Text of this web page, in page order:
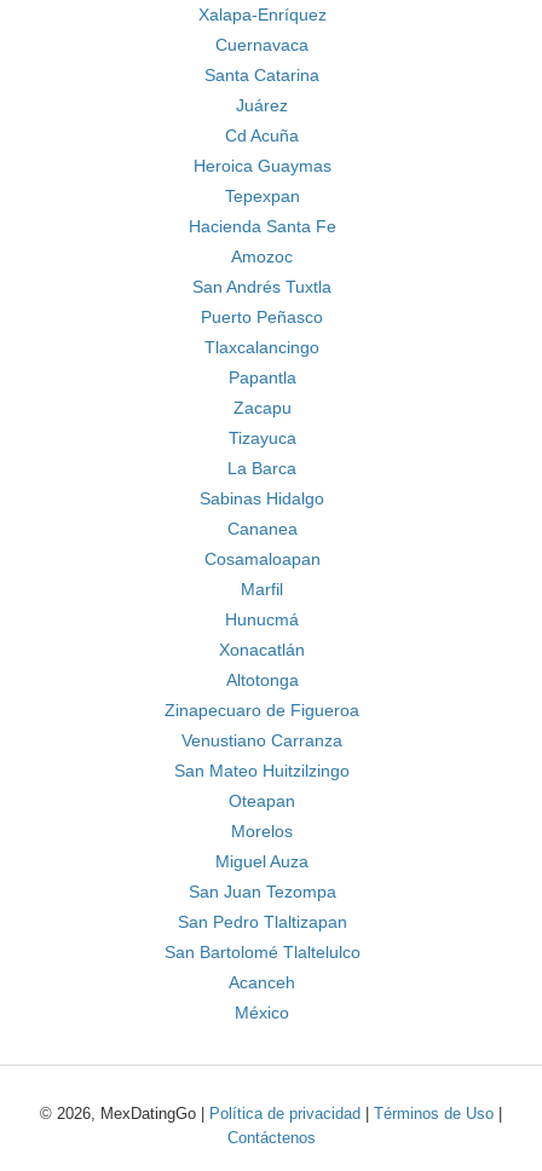
Xalapa-Enríquez
Cuernavaca
Santa Catarina
Juárez
Cd Acuña
Heroica Guaymas
Tepexpan
Hacienda Santa Fe
Amozoc
San Andrés Tuxtla
Puerto Peñasco
Tlaxcalancingo
Papantla
Zacapu
Tizayuca
La Barca
Sabinas Hidalgo
Cananea
Cosamaloapan
Marfil
Hunucmá
Xonacatlán
Altotonga
Zinapecuaro de Figueroa
Venustiano Carranza
San Mateo Huitzilzingo
Oteapan
Morelos
Miguel Auza
San Juan Tezompa
San Pedro Tlaltizapan
San Bartolomé Tlaltelulco
Acanceh
México
© 2026, MexDatingGo | Política de privacidad Términos de Uso
Contáctenos